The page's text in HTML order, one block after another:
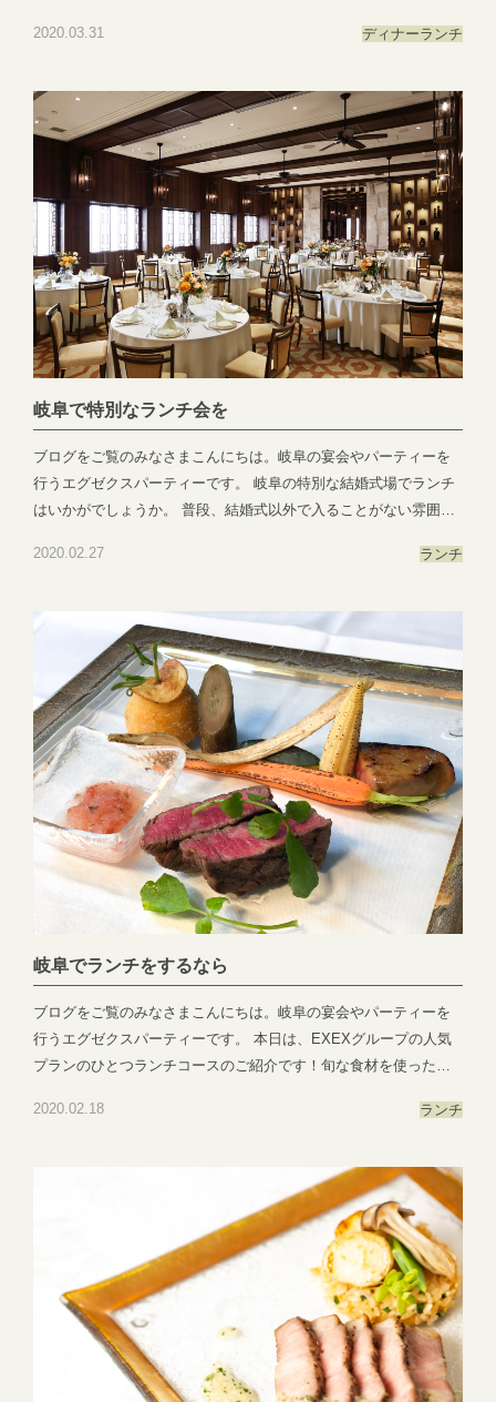
れますこと大変嬉しく思っております。 お問い合わせいただくな
あり少しでもお力になれればと立ち上げたプランでしたが逆にこ
ちらがあたたかい気持ちとエールをいただいてしまいました。 ご
家族でゆっくりとエグゼクス自慢の和モダンなお食事をご堪能く
ださい。 『ご入学・ご卒業お祝いプラン』は4月末までとなりま
す。気になった方は、お気軽にお問い合わせくださいませ。 担当
者がつきお話を伺わせていただきます。こちらよりお問い合わせ
くださいませ。TEL:058-214-2066WEBでのご予約はこちらをクリ
ック！ ●―○―●―○―●―○―●―○―●―○―●―○―●―○―●EXEX
PARTYではEXEX GARDEN・EXEX SUITES・EXEX SQUAREの
3つの結婚式場で叶う自由自在なパーティーをご提案お問い合わせ
やご予約は下記よりお気軽にご連絡くださいませ 営業時間：
業)T E L ：058-214-2066(宴会直通) ～住所一覧～エグゼクススウ
市日置江343-1エグゼクススクエア：岐阜県岐阜市鷺山新町2-1 ▼
お問い合わせhttps://exexparty.jp/contact/▼各会場へのアクセス
https://exexparty.jp/access/
●―○―●―○―●―○―●―○―●―○―●―○―●―○―●
2020.03.31 ディナーランチ
岐阜で特別なランチ会を
ブログをご覧のみなさまこんにちは。岐阜の宴会やパーティーを
行うエグゼクスパーティーです。 岐阜の特別な結婚式場でランチ
はいかがでしょうか。 普段、結婚式以外で入ることがない雰囲気
いただきたく存じます。 【LUNCH PLAN】お一人様 ¥3,850(税込)
SUITES EXEX GARDEN EXEX SQUARE 3会場全てに共通してお
ります ・会社のランチパーティ・ご接待・ご親族のお集まりなど
など、様々なシーンでご利用いただければ幸いです。 空き状況な
どについてはこちらをクリックしてお問合せくださいま
せ。 EXEX SQUAREとEXEX GARDENは無料駐車場を完備して
おります。ぜひお好きな会場をお選びください。 会場のご案内も
随時行なっております。各会場のアクセスはこちらをクリッ
ク！ ご予約お待ち申し上げておりま
す。 ●―○―●―○―●―○―●―○―●―○―●―○―●―○―●EXEX
PARTYではEXEX GARDEN・EXEX SUITES・EXEX SQUAREの
3つの結婚式場で叶う自由自在なパーティーをご提案お問い合わせ
やご予約は下記よりお気軽にご連絡くださいませ 営業時間：
11:00〜19:00 (パーティーは22:00まで)定休日：水曜日(祝日は営
業)T E L ：058-214-2066(宴会直通) ～住所一覧～エグゼクススウ
ィーツ：岐阜県岐阜市玉森町1-1エグゼクスガーデン：岐阜県岐阜
市日置江343-1エグゼクススクエア：岐阜県岐阜市鷺山新町2-1 ▼
お問い合わせhttps://exexparty.jp/contact/▼各会場へのアクセス
https://exexparty.jp/access/
2020.02.27 ランチ
岐阜でランチをするなら
ブログをご覧のみなさまこんにちは。岐阜の宴会やパーティーを
行うエグゼクスパーティーです。 本日は、EXEXグループの人気
プランのひとつランチコースのご紹介です！旬な食材を使ったラ
と出てくるお料理に楽しんでいただけること間違いなしで
おりますので何度ご利用いただいても、まったく同じメニューと
いうことは無く毎回楽しんでいただけるようにご用意しておりま
す。 お一人様3,500円〜ご用意、オリジナルメニューだからこそ叶
うお食事についてのリクエストはぜひ担当者へお伝えくださ
い。 皆様のご来館をスタッフ一同お待ちしておりま
す。 ●―○―●―○―●―○―●―○―●―○―●―○―●―○―●EXEX
PARTYではEXEX GARDEN・EXEX SUITES・EXEX SQUAREの
3つの結婚式場で叶う自由自在なパーティーをご提案お問い合わせ
やご予約は下記よりお気軽にご連絡くださいませ 営業時間：
2020.02.18 ランチ